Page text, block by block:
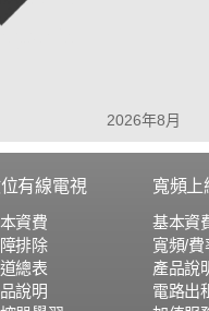
2026年8月
有線電視
資費
排除
總表
說明
寬頻上
基本資
寬頻/費
產品說
電路出